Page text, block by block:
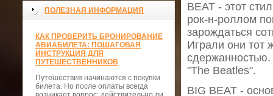
ПОЛЕЗНАЯ ИНФОРМАЦИЯ
КАК ПРОВЕРИТЬ БРОНИРОВАНИЕ
АВИАБИЛЕТА: ПОШАГОВАЯ
ИНСТРУКЦИЯ ДЛЯ
ПУТЕШЕСТВЕННИКОВ
Путешествия начинаются с покупки
билета. Но после оплаты всегда
BEAT - этот
рок-н-роллом
зарождаться
Играли они тот
"The Beatles".
BIG BEAT -